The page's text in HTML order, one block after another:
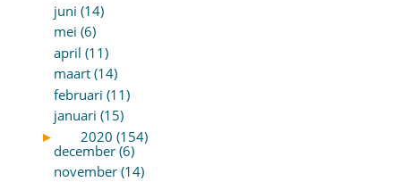
juni (14)
mei (6)
april (11)
maart (14)
februari (11)
januari (15)
►
2020 (154)
december (6)
november (14)